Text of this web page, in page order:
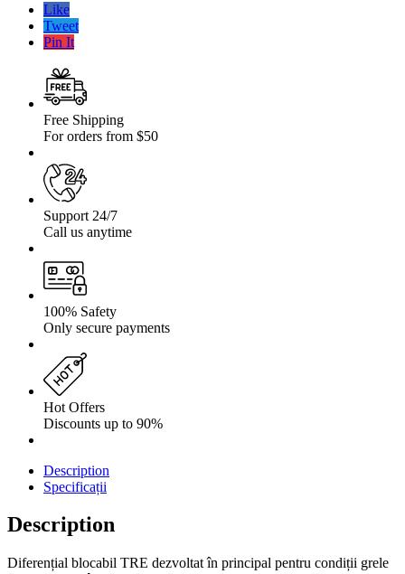
TR117
Like
Tweet
Pin It
Free Shipping
For orders from $50
Support 24/7
Call us anytime
100% Safety
Only secure payments
Hot Offers
Discounts up to 90%
Description
Specificații
Description
Diferențial blocabil TRE dezvoltat în principal pentru condiții grele